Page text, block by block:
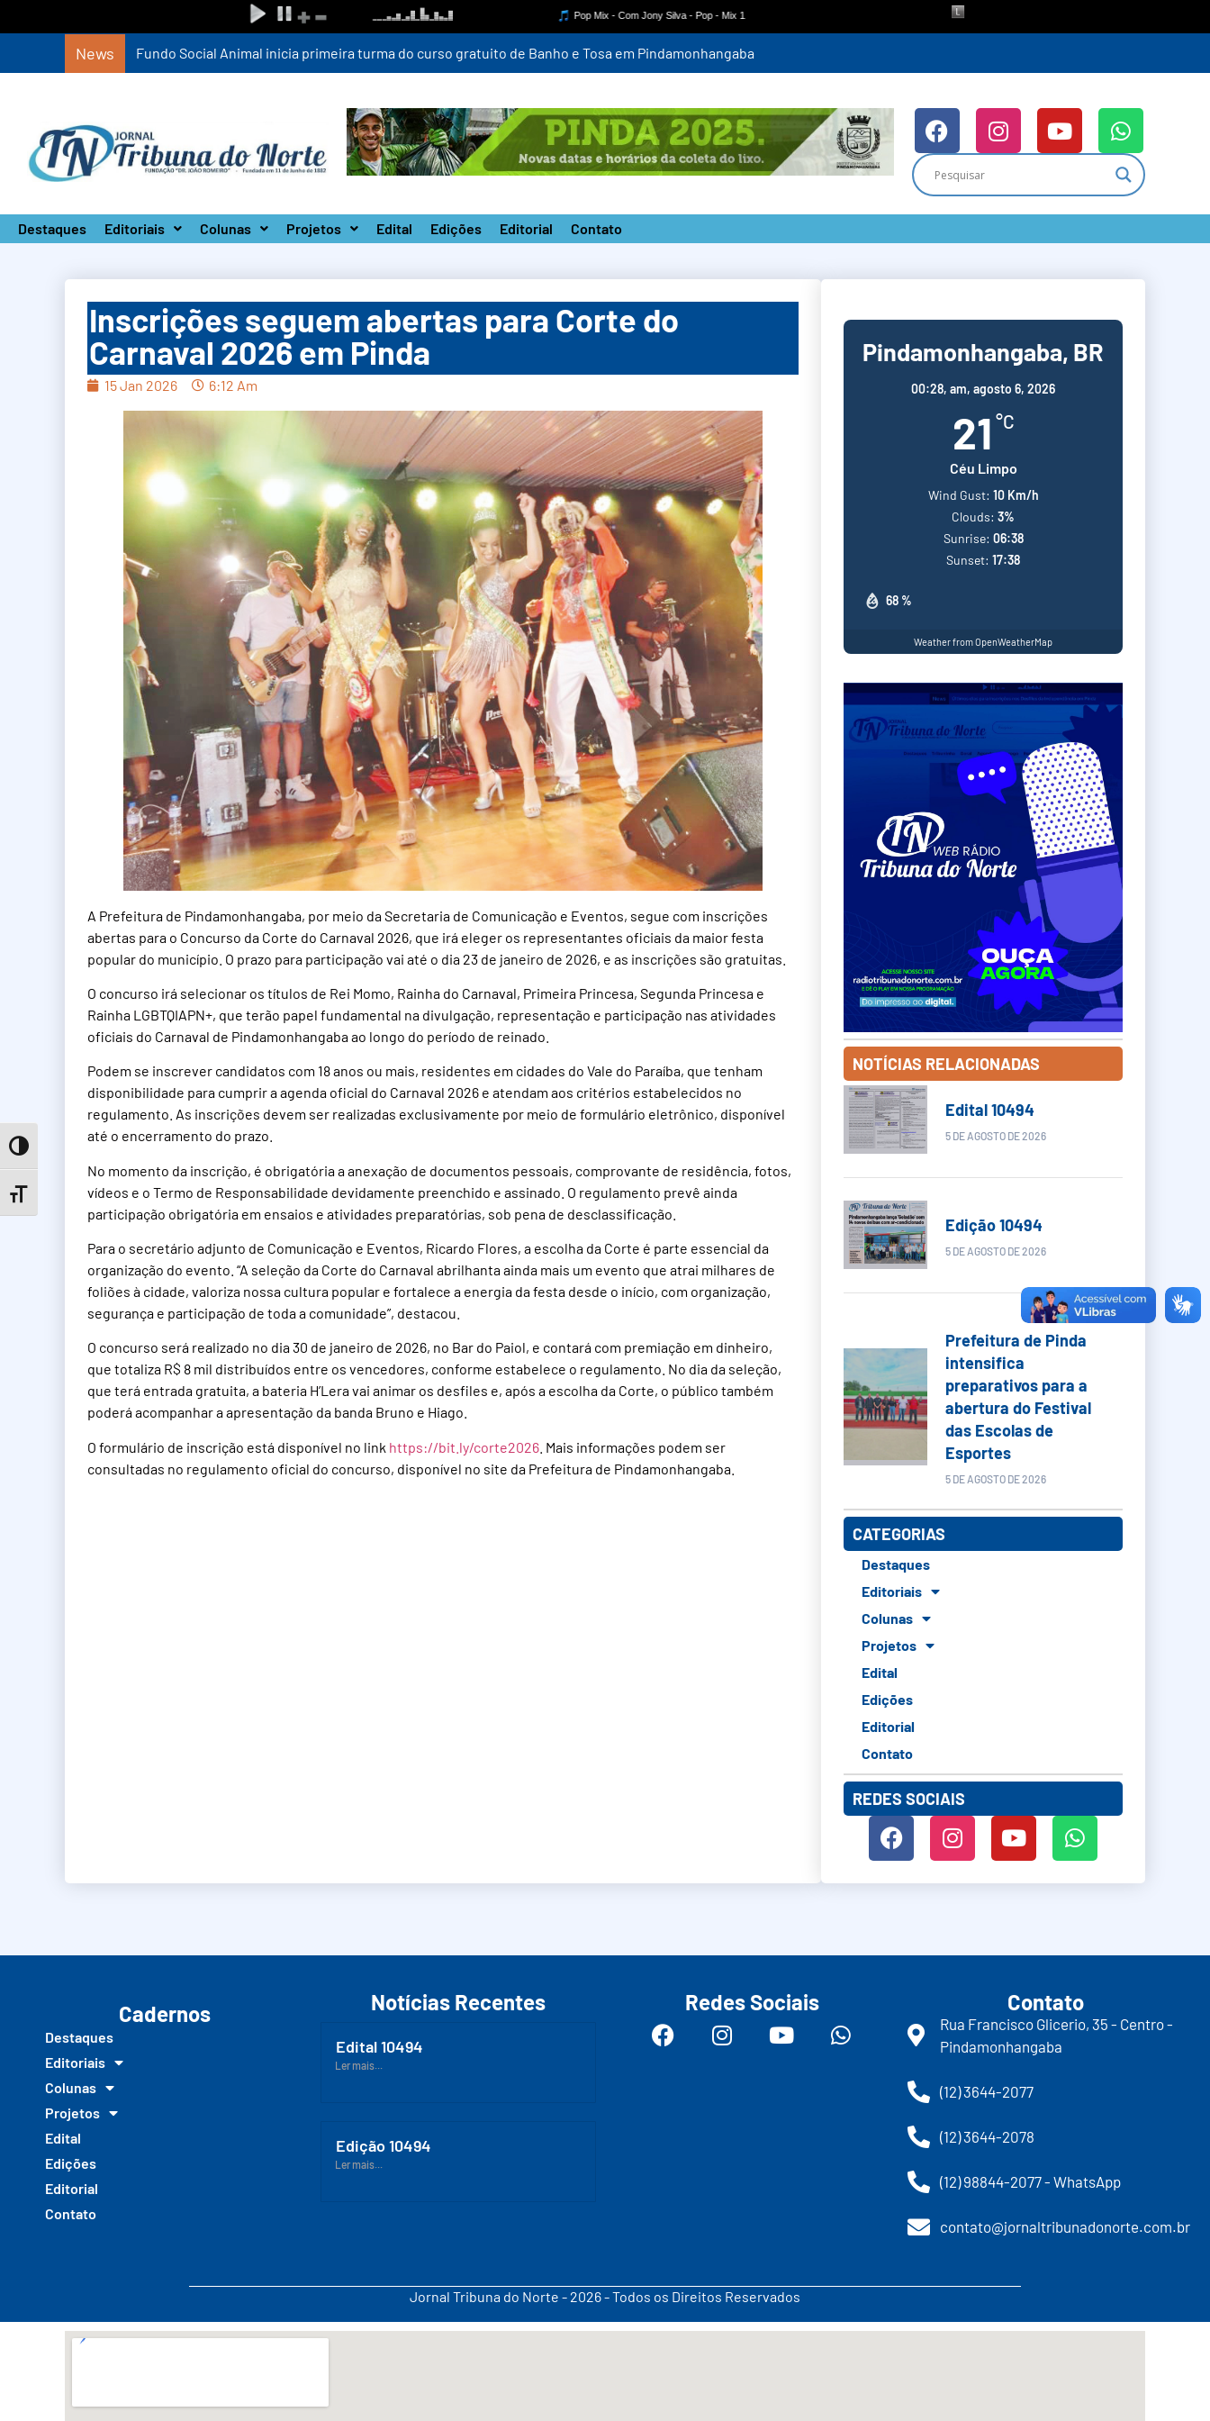
Toggle High Contrast
Toggle Font size
News Fundo Social Animal inicia primeira turma do curso gratuito de Banho e Tosa em Pindamonhangaba
Destaques Editoriais Colunas Projetos Edital Edições Editorial Contato
Inscrições seguem abertas para Corte do
Carnaval 2026 em Pinda
15 Jan 2026 6:12 Am
A Prefeitura de Pindamonhangaba, por meio da Secretaria de Comunicação e Eventos, segue com inscrições
abertas para o Concurso da Corte do Carnaval 2026, que irá eleger os representantes oficiais da maior festa
popular do município. O prazo para participação vai até o dia 23 de janeiro de 2026, e as inscrições são gratuitas.
O concurso irá selecionar os títulos de Rei Momo, Rainha do Carnaval, Primeira Princesa, Segunda Princesa e
Rainha LGBTQIAPN+, que terão papel fundamental na divulgação, representação e participação nas atividades
oficiais do Carnaval de Pindamonhangaba ao longo do período de reinado.
Podem se inscrever candidatos com 18 anos ou mais, residentes em cidades do Vale do Paraíba, que tenham
disponibilidade para cumprir a agenda oficial do Carnaval 2026 e atendam aos critérios estabelecidos no
regulamento. As inscrições devem ser realizadas exclusivamente por meio de formulário eletrônico, disponível
até o encerramento do prazo.
No momento da inscrição, é obrigatória a anexação de documentos pessoais, comprovante de residência, fotos,
vídeos e o Termo de Responsabilidade devidamente preenchido e assinado. O regulamento prevê ainda
participação obrigatória em ensaios e atividades preparatórias, sob pena de desclassificação.
Para o secretário adjunto de Comunicação e Eventos, Ricardo Flores, a escolha da Corte é parte essencial da
organização do evento. “A seleção da Corte do Carnaval abrilhanta ainda mais um evento que atrai milhares de
foliões à cidade, valoriza nossa cultura popular e fortalece a energia da festa desde o início, com organização,
segurança e participação de toda a comunidade”, destacou.
O concurso será realizado no dia 30 de janeiro de 2026, no Bar do Paiol, e contará com premiação em dinheiro,
que totaliza R$ 8 mil distribuídos entre os vencedores, conforme estabelece o regulamento. No dia da seleção,
que terá entrada gratuita, a bateria H’Lera vai animar os desfiles e, após a escolha da Corte, o público também
poderá acompanhar a apresentação da banda Bruno e Hiago.
O formulário de inscrição está disponível no link https://bit.ly/corte2026 . Mais informações podem ser
consultadas no regulamento oficial do concurso, disponível no site da Prefeitura de Pindamonhangaba.
Pindamonhangaba, BR
00:28, am, agosto 6, 2026
21 °C
Céu Limpo
68 %
Wind Gust: 10 Km/h
Clouds: 3%
Sunrise: 06:38
Sunset: 17:38
Weather from OpenWeatherMap
NOTÍCIAS RELACIONADAS
Edital 10494
5 DE AGOSTO DE 2026
Edição 10494
5 DE AGOSTO DE 2026
Prefeitura de Pinda
intensifica
preparativos para a
abertura do Festival
das Escolas de
Esportes
5 DE AGOSTO DE 2026
CATEGORIAS
Destaques
Editoriais
Colunas
Projetos
Edital
Edições
Editorial
Contato
REDES SOCIAIS
Cadernos
Destaques
Editoriais
Colunas
Projetos
Edital
Edições
Editorial
Contato
Notícias Recentes
Edital 10494
Ler mais...
Edição 10494
Ler mais...
Redes Sociais Contato
Rua Francisco Glicerio, 35 - Centro -
Pindamonhangaba
(12) 3644-2077
(12) 3644-2078
(12) 98844-2077 - WhatsApp
contato@jornaltribunadonorte.com.br
Jornal Tribuna do Norte - 2026 - Todos os Direitos Reservados